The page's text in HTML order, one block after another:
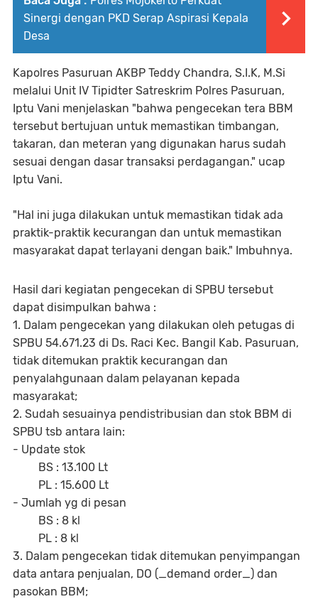
Sinergi dengan PKD Serap Aspirasi Kepala
Desa
Kapolres Pasuruan AKBP Teddy Chandra, S.I.K, M.Si
melalui Unit IV Tipidter Satreskrim Polres Pasuruan,
Iptu Vani menjelaskan "bahwa pengecekan tera BBM
tersebut bertujuan untuk memastikan timbangan,
takaran, dan meteran yang digunakan harus sudah
sesuai dengan dasar transaksi perdagangan." ucap
Iptu Vani.
"Hal ini juga dilakukan untuk memastikan tidak ada
praktik-praktik kecurangan dan untuk memastikan
masyarakat dapat terlayani dengan baik." Imbuhnya.
Hasil dari kegiatan pengecekan di SPBU tersebut
dapat disimpulkan bahwa :
1. Dalam pengecekan yang dilakukan oleh petugas di
SPBU 54.671.23 di Ds. Raci Kec. Bangil Kab. Pasuruan,
tidak ditemukan praktik kecurangan dan
penyalahgunaan dalam pelayanan kepada
masyarakat;
2. Sudah sesuainya pendistribusian dan stok BBM di
SPBU tsb antara lain:
- Update stok
BS : 13.100 Lt
PL : 15.600 Lt
- Jumlah yg di pesan
BS : 8 kl
PL : 8 kl
3. Dalam pengecekan tidak ditemukan penyimpangan
data antara penjualan, DO (_demand order_) dan
pasokan BBM;